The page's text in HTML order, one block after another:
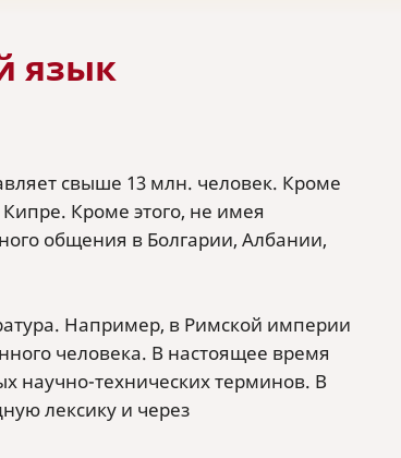
язык
свыше 13 млн. человек. Кроме
Кроме этого, не имея
общения в Болгарии, Албании,
Например, в Римской империи
человека. В настоящее время
научно-технических терминов. В
лексику и через